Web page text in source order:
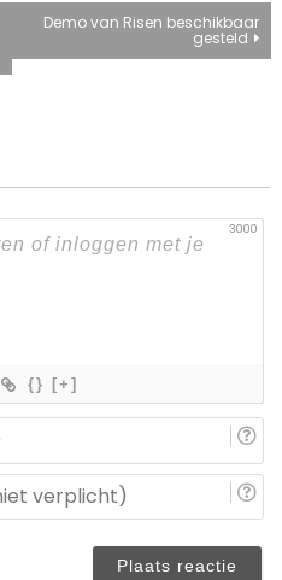
Demo van Risen beschikbaar
gesteld
3000
{} [+]